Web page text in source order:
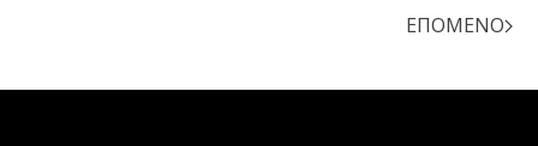
ΕΠΌΜΕΝΟ